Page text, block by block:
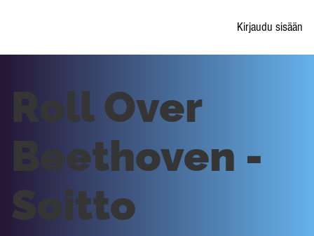
Kirjaudu sisään
Roll Over
Beethoven -
Soitto